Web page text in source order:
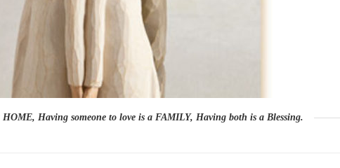
HOME, Having someone to love is a FAMILY, Having both is a Blessing.